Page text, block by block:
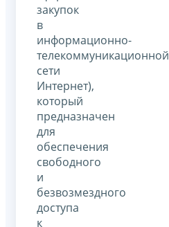
закупок
в
информационно-
телекоммуникационной
сети
Интернет),
который
предназначен
для
обеспечения
свободного
и
безвозмездного
доступа
к